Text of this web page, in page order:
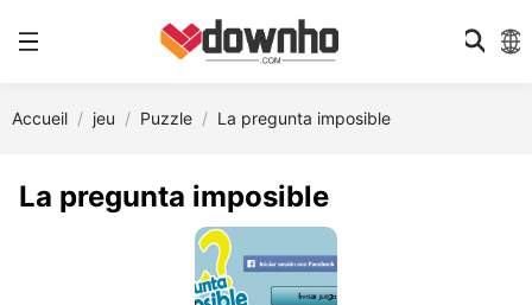
Accueil jeu Puzzle La pregunta imposible
La pregunta imposible